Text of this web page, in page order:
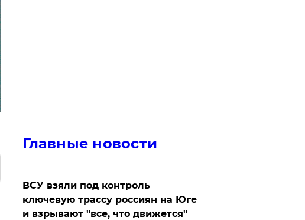
Главные новости
ВСУ взяли под контроль
ключевую трассу россиян на Юге
и взрывают "все, что движется"